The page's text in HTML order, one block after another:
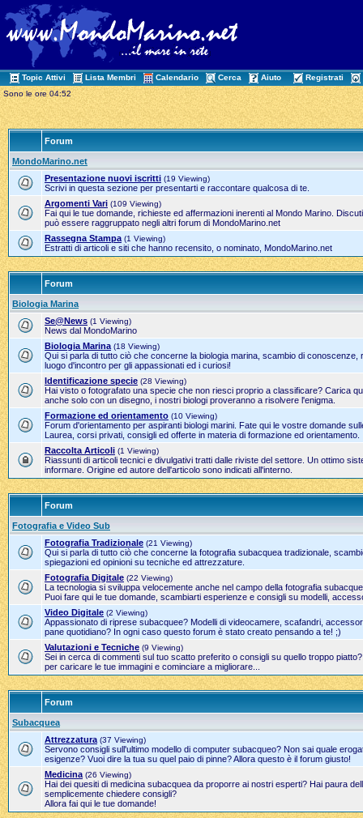
Topic Attivi Lista Membri Calendario Cerca Aiuto
Registrati
Sono le ore 04:52
Forum
MondoMarino.net
Presentazione nuovi iscritti (19 Viewing)
Scrivi in questa sezione per presentarti e raccontare qualcosa di te.
Argomenti Vari (109 Viewing)
Fai qui le tue domande, richieste ed affermazioni inerenti al Mondo Marino.
può essere raggruppato negli altri forum di MondoMarino.net
Rassegna Stampa (1 Viewing)
Estratti di articoli e siti che hanno recensito, o nominato, MondoMarino.net
Forum
Biologia Marina
Se@News (1 Viewing)
News dal MondoMarino
Biologia Marina (18 Viewing)
Qui si parla di tutto ciò che concerne la biologia marina, scambio di conoscenze,
luogo d'incontro per gli appassionati ed i curiosi!
Identificazione specie (28 Viewing)
Hai visto o fotografato una specie che non riesci proprio a classificare? Carica
anche solo con un disegno, i nostri biologi proveranno a risolvere l'enigma.
Formazione ed orientamento (10 Viewing)
Forum d'orientamento per aspiranti biologi marini. Fate qui le vostre domande
Laurea, corsi privati, consigli ed offerte in materia di formazione ed orientamento.
Raccolta Articoli (1 Viewing)
Riassunti di articoli tecnici e divulgativi tratti dalle riviste del settore. Un ottimo
informare. Origine ed autore dell'articolo sono indicati all'interno.
Forum
Fotografia e Video Sub
Fotografia Tradizionale (21 Viewing)
Qui si parla di tutto ciò che concerne la fotografia subacquea tradizionale,
spiegazioni ed opinioni su tecniche ed attrezzature.
Fotografia Digitale (22 Viewing)
La tecnologia si sviluppa velocemente anche nel campo della fotografia
Puoi fare qui le tue domande, scambiarti esperienze e consigli su modelli,
Video Digitale (2 Viewing)
Appassionato di riprese subacquee? Modelli di videocamere, scafandri,
pane quotidiano? In ogni caso questo forum è stato creato pensando a te! ;)
Valutazioni e Tecniche (9 Viewing)
Sei in cerca di commenti sul tuo scatto preferito o consigli su quello troppo
per caricare le tue immagini e cominciare a migliorare...
Forum
Subacquea
Attrezzatura (37 Viewing)
Servono consigli sull'ultimo modello di computer subacqueo? Non sai quale
esigenze? Vuoi dire la tua su quel paio di pinne? Allora questo è il forum giusto!
Medicina (26 Viewing)
Hai dei quesiti di medicina subacquea da proporre ai nostri esperti? Hai paura
semplicemente chiedere consigli?
Allora fai qui le tue domande!